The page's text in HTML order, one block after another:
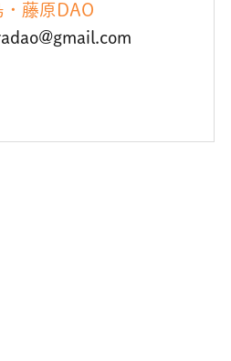
藤原DAO